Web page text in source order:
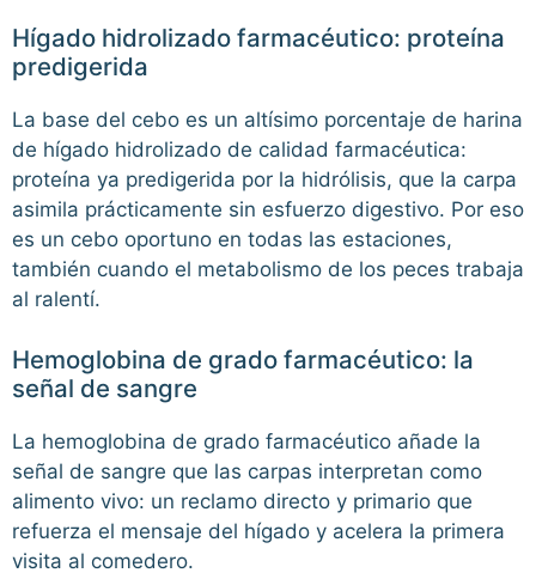
Hígado hidrolizado farmacéutico: proteína
predigerida
La base del cebo es un altísimo porcentaje de harina
de hígado hidrolizado de calidad farmacéutica:
proteína ya predigerida por la hidrólisis, que la carpa
asimila prácticamente sin esfuerzo digestivo. Por eso
es un cebo oportuno en todas las estaciones,
también cuando el metabolismo de los peces trabaja
al ralentí.
Hemoglobina de grado farmacéutico: la
señal de sangre
La hemoglobina de grado farmacéutico añade la
señal de sangre que las carpas interpretan como
alimento vivo: un reclamo directo y primario que
refuerza el mensaje del hígado y acelera la primera
visita al comedero.